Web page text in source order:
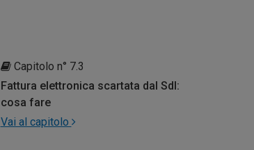
Capitolo n° 7.3
Fattura elettronica scartata dal SdI:
cosa fare
Vai al capitolo